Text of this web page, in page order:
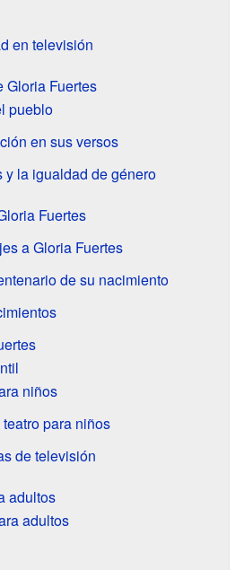
en televisión
Gloria Fuertes
pueblo
en sus versos
y la igualdad de género
Fuertes
a Gloria Fuertes
de su nacimiento
niños
para niños
de televisión
adultos
adultos